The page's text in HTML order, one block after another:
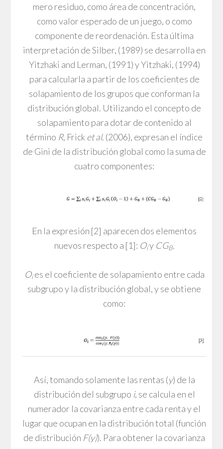
mero residuo, como área de concentración,
como valor esperado de un juego, o como
componente de reordenación. Esta última
interpretación de Silber, (1989) se desarrolla en
Yitzhaki and Lerman, (1991) y Yitzhaki, (1994)
para calcularla a partir de los coeficientes de
solapamiento de los grupos que conforman la
distribución global. Utilizando el concepto de
solapamiento para dotar de contenido al
término R, Fricket al. (2006), expresan el índice
de Gini de la distribución global como la suma de
cuatro componentes:
En la expresión [2] aparecen dos elementos
nuevos respecto a [1]: OiyCGB.
Oies el coeficiente de solapamiento entre cada
subgrupo y la distribución global, y se obtiene
como:
Así, tomando solamente las rentas (y) de la
distribución del subgrupo i, se calcula en el
numerador la covarianza entre cada renta y el
lugar que ocupan en la distribución total (función
de distribución F(y)). Para obtener la covarianza